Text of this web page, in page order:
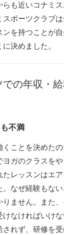
らも近いコナミ
ポーツクラブ
ンを持つことが
決めました。
の年収・
不満
ことを決めた
ガのクラスを
レッスンはエ
なぜ経験もな
りません。また
なければいけ
れず、研修を